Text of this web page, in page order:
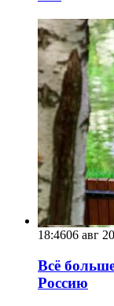
18:4606 авг
Всё
Россию